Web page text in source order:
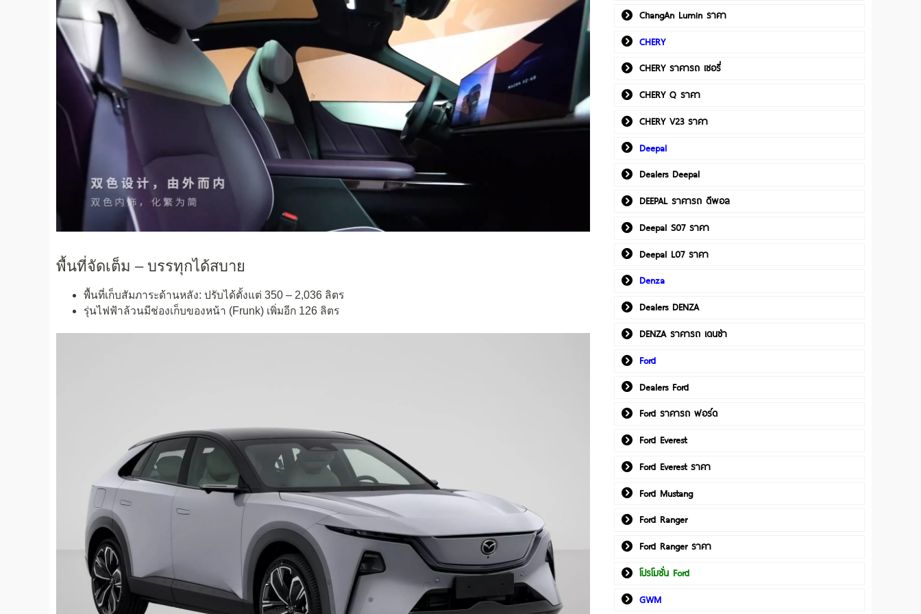
พื้นที่จัดเต็ม – บรรทุกได้สบาย
พื้นที่เก็บสัมภาระด้านหลัง: ปรับได้ตั้งแต่ 350 – 2,036 ลิตร
รุ่นไฟฟ้าล้วนมีช่องเก็บของหน้า (Frunk) เพิ่มอีก 126 ลิตร
ChangAn Lumin ราคา
CHERY
CHERY ราคารถ เชอรี่
CHERY Q ราคา
CHERY V23 ราคา
Deepal
Dealers Deepal
DEEPAL ราคารถ ดีพอล
Deepal S07 ราคา
Deepal L07 ราคา
Denza
Dealers DENZA
DENZA ราคารถ เดนซ่า
Ford
Dealers Ford
Ford ราคารถ ฟอร์ด
Ford Everest
Ford Everest ราคา
Ford Mustang
Ford Ranger
Ford Ranger ราคา
โปรโมชั่น Ford
GWM